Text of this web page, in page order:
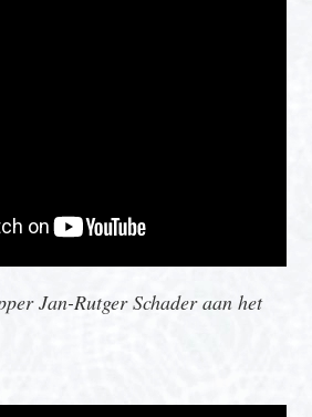
Rutger Schader aan het